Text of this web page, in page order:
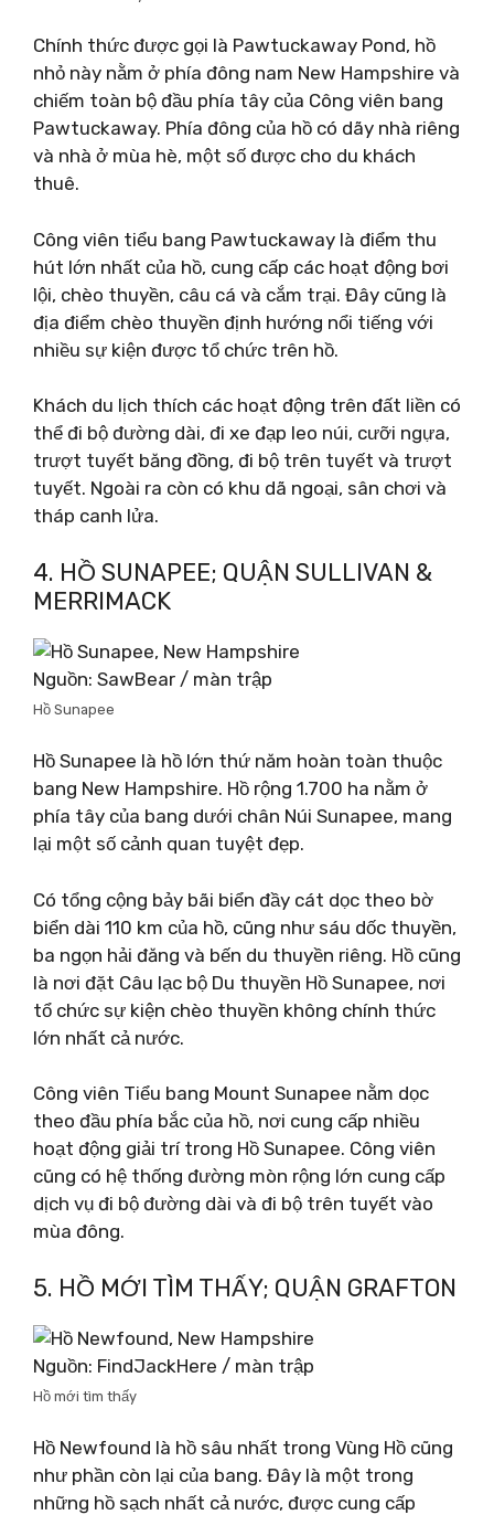
Chính thức được gọi là Pawtuckaway Pond, hồ
nhỏ này nằm ở phía đông nam New Hampshire và
chiếm toàn bộ đầu phía tây của Công viên bang
Pawtuckaway. Phía đông của hồ có dãy nhà riêng
và nhà ở mùa hè, một số được cho du khách
thuê.
Công viên tiểu bang Pawtuckaway là điểm thu
hút lớn nhất của hồ, cung cấp các hoạt động bơi
lội, chèo thuyền, câu cá và cắm trại. Đây cũng là
địa điểm chèo thuyền định hướng nổi tiếng với
nhiều sự kiện được tổ chức trên hồ.
Khách du lịch thích các hoạt động trên đất liền có
thể đi bộ đường dài, đi xe đạp leo núi, cưỡi ngựa,
trượt tuyết băng đồng, đi bộ trên tuyết và trượt
tuyết. Ngoài ra còn có khu dã ngoại, sân chơi và
tháp canh lửa.
4. HỒ SUNAPEE; QUẬN SULLIVAN &
MERRIMACK
Nguồn: SawBear / màn trập
Hồ Sunapee
Hồ Sunapee là hồ lớn thứ năm hoàn toàn thuộc
bang New Hampshire. Hồ rộng 1.700 ha nằm ở
phía tây của bang dưới chân Núi Sunapee, mang
lại một số cảnh quan tuyệt đẹp.
Có tổng cộng bảy bãi biển đầy cát dọc theo bờ
biển dài 110 km của hồ, cũng như sáu dốc thuyền,
ba ngọn hải đăng và bến du thuyền riêng. Hồ cũng
là nơi đặt Câu lạc bộ Du thuyền Hồ Sunapee, nơi
tổ chức sự kiện chèo thuyền không chính thức
lớn nhất cả nước.
Công viên Tiểu bang Mount Sunapee nằm dọc
theo đầu phía bắc của hồ, nơi cung cấp nhiều
hoạt động giải trí trong Hồ Sunapee. Công viên
cũng có hệ thống đường mòn rộng lớn cung cấp
dịch vụ đi bộ đường dài và đi bộ trên tuyết vào
mùa đông.
5. HỒ MỚI TÌM THẤY; QUẬN GRAFTON
Nguồn: FindJackHere / màn trập
Hồ mới tìm thấy
Hồ Newfound là hồ sâu nhất trong Vùng Hồ cũng
như phần còn lại của bang. Đây là một trong
những hồ sạch nhất cả nước, được cung cấp